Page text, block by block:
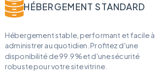
HÉBERGEMENT STANDARD
Hébergement stable, performant et facile à
administrer au quotidien. Profitez d'une
disponibilité de 99.9% et d'une sécurité
robuste pour votre site vitrine.